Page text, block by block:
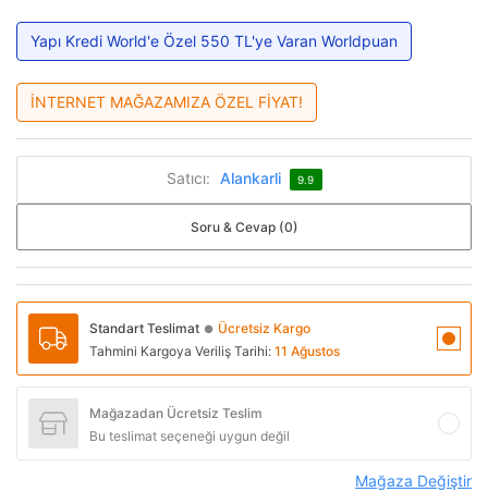
Yapı Kredi World'e Özel 550 TL'ye Varan Worldpuan
İNTERNET MAĞAZAMIZA ÖZEL FİYAT!
Satıcı: Alankarli 9.9
Soru & Cevap (0)
Standart Teslimat ● Ücretsiz Kargo
Tahmini Kargoya Veriliş Tarihi: 11 Ağustos
Mağazadan Ücretsiz Teslim
Bu teslimat seçeneği uygun değil
Mağaza Değiştir